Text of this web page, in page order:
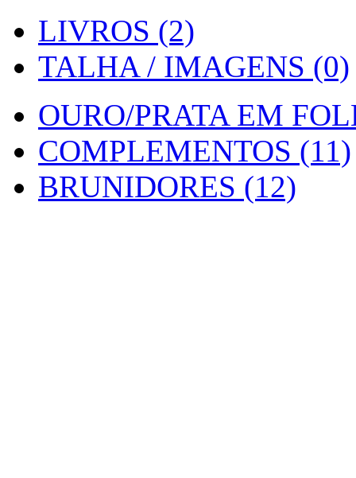
LIVROS (2)
TALHA / IMAGENS (0)
OURO/PRATA EM
COMPLEMENTOS (11)
BRUNIDORES (12)